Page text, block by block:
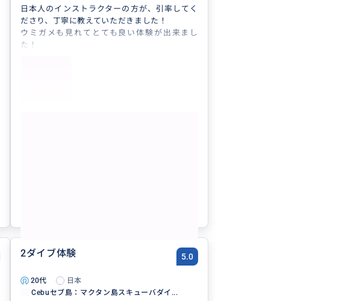
日本人のインストラクターの方が、引率してく
ださり、丁寧に教えていただきました！
ウミガメも見れてとても良い体験が出来まし
た！
2ダイブ体験 5.0
20代
日本
Cebuセブ島：マクタン島スキューバダイ...